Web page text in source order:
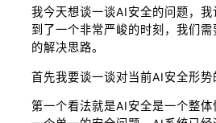
我今天想谈一谈AI安全的问题，
到了一个非常严峻的时刻，我们
的解决思路。
首先我要谈一谈对当前AI安全形势
第一个看法就是AI安全是一个整